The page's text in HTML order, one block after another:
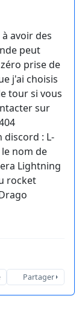
avoir des
peut
prise de
j'ai choisis
tour si vous
sur
discord : L-
nom de
Lightning
rocket
Partager